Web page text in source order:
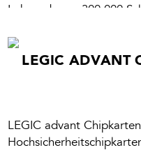
Lebensdauer: 300.000
LEGIC ADVANT
LEGIC advant